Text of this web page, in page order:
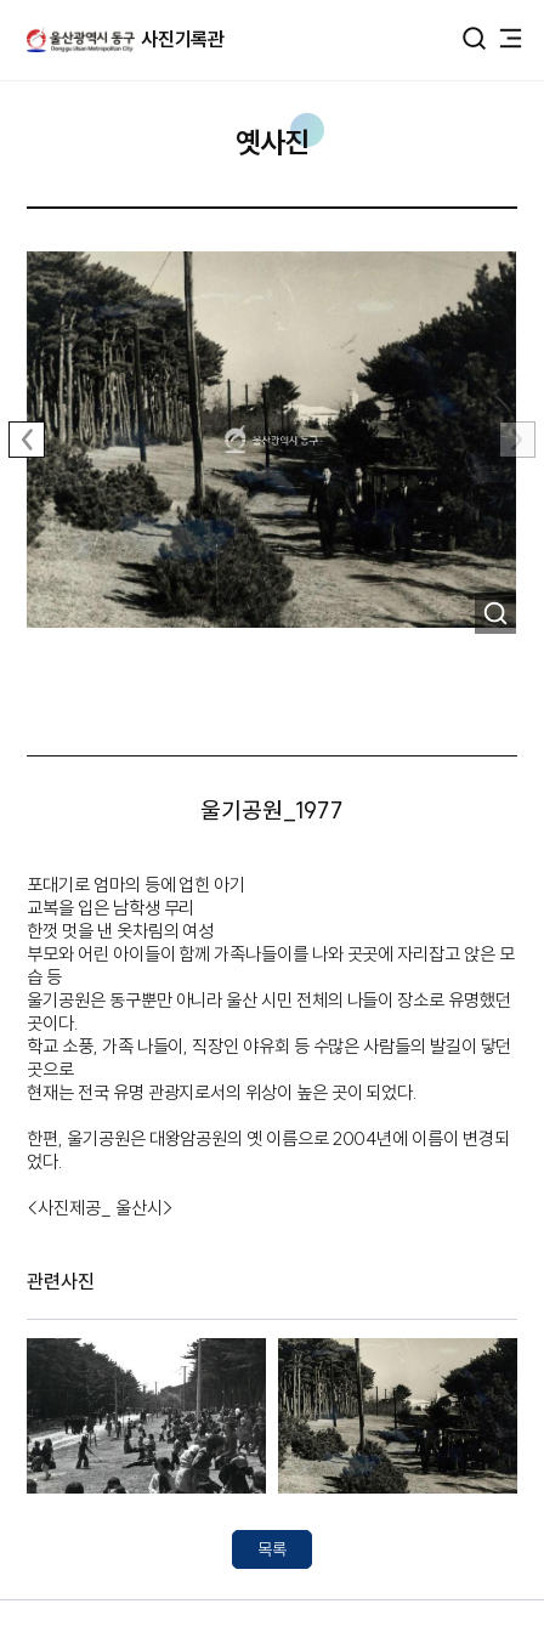
사진기록관
옛사진
울기공원_1977
포대기로 엄마의 등에 업힌 아기
교복을 입은 남학생 무리
한껏 멋을 낸 옷차림의 여성
부모와 어린 아이들이 함께 가족나들이를 나와 곳곳에 자리잡고 앉은 모
습 등
울기공원은 동구뿐만 아니라 울산 시민 전체의 나들이 장소로 유명했던
곳이다.
학교 소풍, 가족 나들이, 직장인 야유회 등 수많은 사람들의 발길이 닿던
곳으로
현재는 전국 유명 관광지로서의 위상이 높은 곳이 되었다.
한편, 울기공원은 대왕암공원의 옛 이름으로 2004년에 이름이 변경되
었다.
<사진제공_ 울산시>
관련사진
목록